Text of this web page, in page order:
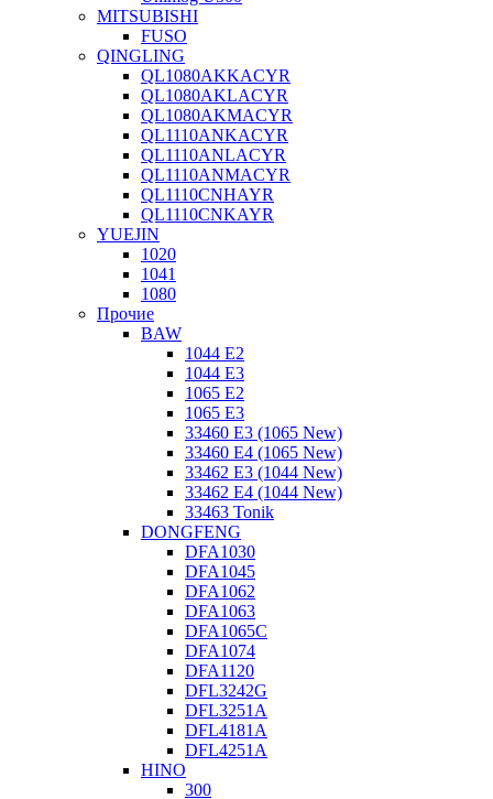
MITSUBISHI
FUSO
QINGLING
QL1080AKKACYR
QL1080AKLACYR
QL1080AKMACYR
QL1110ANKACYR
QL1110ANLACYR
QL1110ANMACYR
QL1110CNHAYR
QL1110CNKAYR
YUEJIN
1020
1041
1080
Прочие
BAW
1044 E2
1044 E3
1065 E2
1065 E3
33460 E3 (1065 New)
33460 E4 (1065 New)
33462 E3 (1044 New)
33462 E4 (1044 New)
33463 Tonik
DONGFENG
DFA1030
DFA1045
DFA1062
DFA1063
DFA1065C
DFA1074
DFA1120
DFL3242G
DFL3251A
DFL4181A
DFL4251A
HINO
300